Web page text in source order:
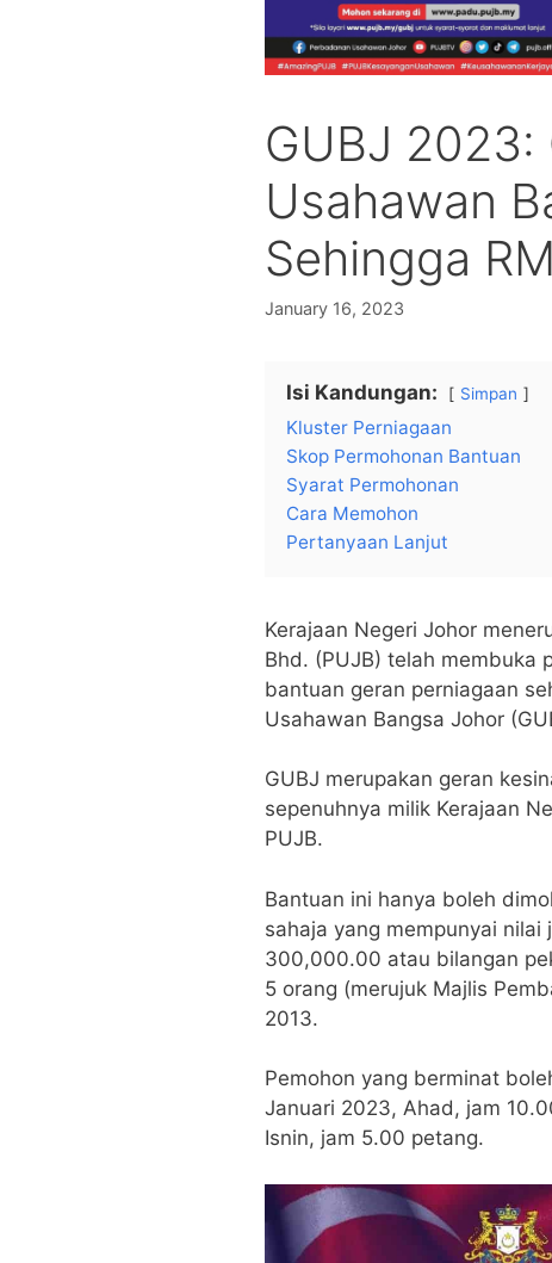
GUBJ 2023:
Usahawan
Sehingga
January 16, 2023
Isi Kandungan: Simpan
Kluster Perniagaan
Skop Permohonan Bantuan
Syarat Permohonan
Cara Memohon
Pertanyaan Lanjut
Kerajaan Negeri Johor
Bhd. (PUJB) telah membuka
bantuan geran perniagaan
Usahawan Bangsa Johor
GUBJ merupakan geran
sepenuhnya milik Kerajaan
PUJB.
Bantuan ini hanya boleh
sahaja yang mempunyai
300,000.00 atau bilangan
5 orang (merujuk Majlis
2013.
Pemohon yang berminat
Januari 2023, Ahad, jam
Isnin, jam 5.00 petang.